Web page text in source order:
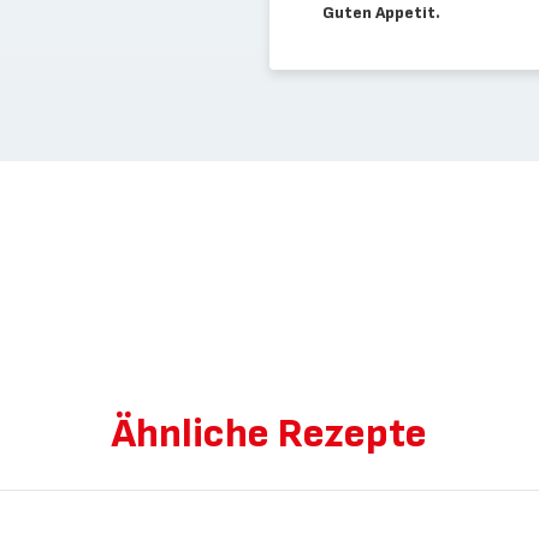
Guten Appetit.
Ähnliche Rezepte